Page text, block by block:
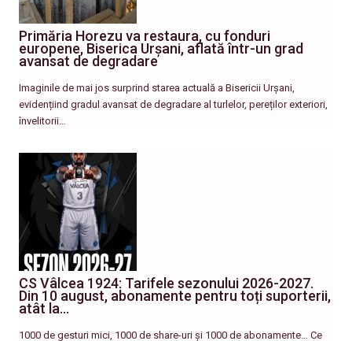
Primăria Horezu va restaura, cu fonduri
europene, Biserica Urșani, aflată într-un grad
avansat de degradare
Imaginile de mai jos surprind starea actuală a Bisericii Urșani,
evidențiind gradul avansat de degradare al turlelor, pereților exteriori,
învelitorii…
CS Vâlcea 1924: Tarifele sezonului 2026-2027.
Din 10 august, abonamente pentru toți suporterii,
atât la…
1000 de gesturi mici, 1000 de share-uri și 1000 de abonamente… Ce